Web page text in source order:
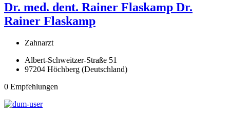
Dr. med. dent. Rainer Flaskamp Dr.
Rainer Flaskamp
Zahnarzt
Albert-Schweitzer-Straße 51
97204 Höchberg (Deutschland)
0 Empfehlungen